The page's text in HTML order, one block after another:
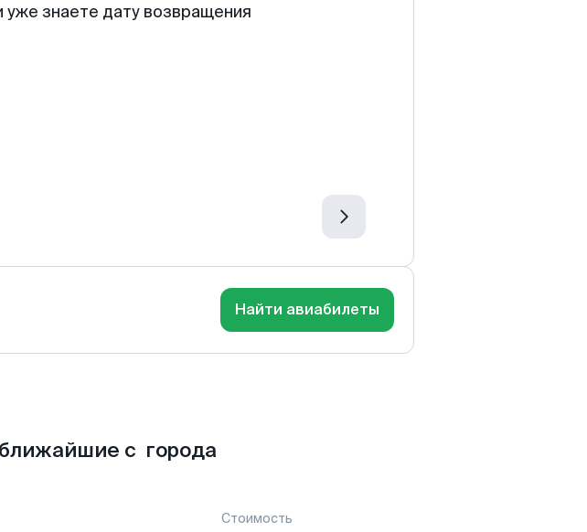
уже знаете дату возвращения
Найти авиабилеты
с города
Стоимость